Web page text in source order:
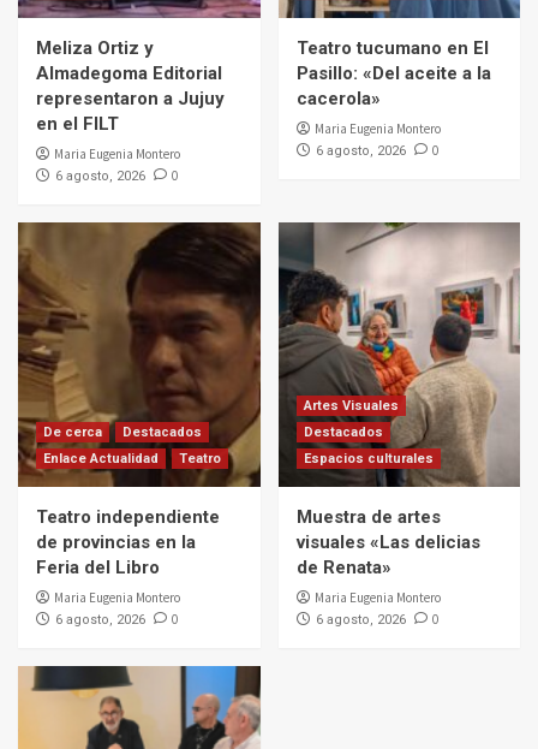
Meliza Ortiz y
Almadegoma Editorial
representaron a Jujuy
en el FILT
Maria Eugenia Montero
6 agosto, 2026 0
Teatro tucumano en El
Pasillo: «Del aceite a la
cacerola»
Maria Eugenia Montero
6 agosto, 2026 0
De cerca
Destacados
Enlace Actualidad
Teatro
Teatro independiente
de provincias en la
Feria del Libro
Maria Eugenia Montero
6 agosto, 2026 0
Artes Visuales
Destacados
Espacios culturales
Muestra de artes
visuales «Las delicias
de Renata»
Maria Eugenia Montero
6 agosto, 2026 0